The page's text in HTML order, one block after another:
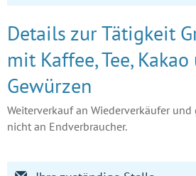
Details zur Tätigkeit
mit Kaffee, Tee, Kakao
Gewürzen
Weiterverkauf an Wiederverkäufer
nicht an Endverbraucher.